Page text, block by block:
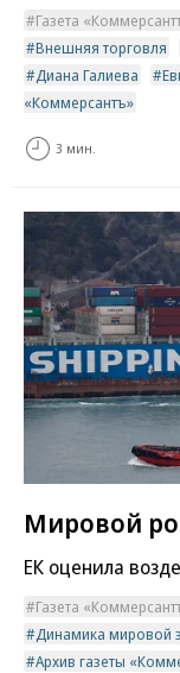
Газета
Внешняя торговля
Диана Галиева
«Коммерсантъ»
3 мин.
Мировой
ЕК оценила
Газета
Динамика мировой
Архив газеты